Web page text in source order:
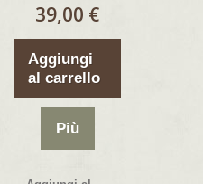
39,00 €
Aggiungi
al carrello
Più